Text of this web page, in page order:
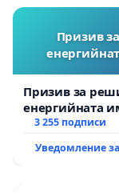
Призив
Призив за
енергийната
3 255 подписи
Уведомление